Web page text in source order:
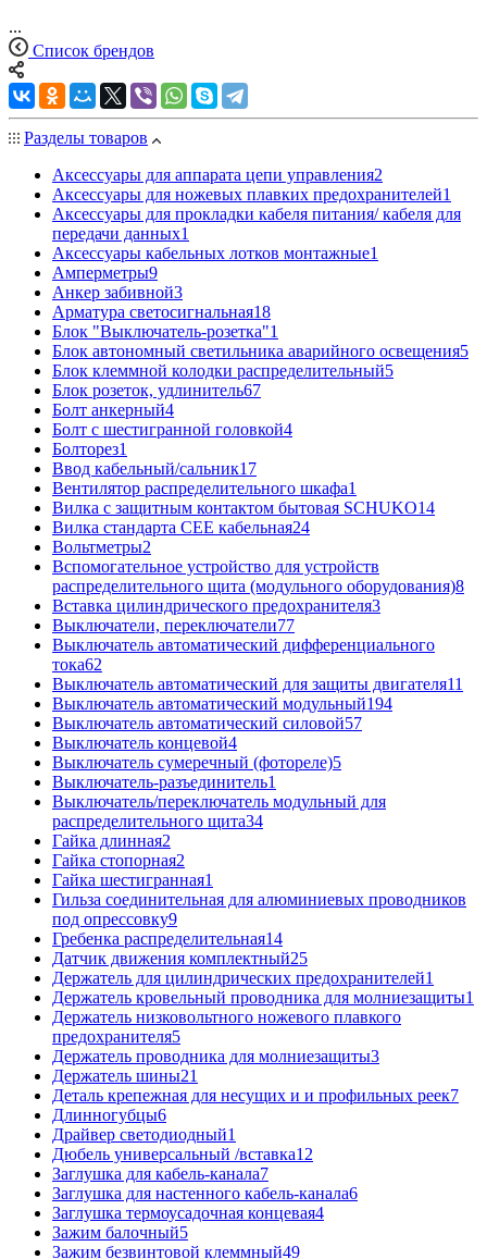
...
Список брендов
Разделы товаров
Аксессуары для аппарата цепи управления2
Аксессуары для ножевых плавких предохранителей1
Аксессуары для прокладки кабеля питания/ кабеля для
передачи данных1
Аксессуары кабельных лотков монтажные1
Амперметры9
Анкер забивной3
Арматура светосигнальная18
Блок "Выключатель-розетка"1
Блок автономный светильника аварийного освещения5
Блок клеммной колодки распределительный5
Блок розеток, удлинитель67
Болт анкерный4
Болт с шестигранной головкой4
Болторез1
Ввод кабельный/сальник17
Вентилятор распределительного шкафа1
Вилка с защитным контактом бытовая SCHUKO14
Вилка стандарта CEE кабельная24
Вольтметры2
Вспомогательное устройство для устройств
распределительного щита (модульного оборудования)8
Вставка цилиндрического предохранителя3
Выключатели, переключатели77
Выключатель автоматический дифференциального
тока62
Выключатель автоматический для защиты двигателя11
Выключатель автоматический модульный194
Выключатель автоматический силовой57
Выключатель концевой4
Выключатель сумеречный (фотореле)5
Выключатель-разъединитель1
Выключатель/переключатель модульный для
распределительного щита34
Гайка длинная2
Гайка стопорная2
Гайка шестигранная1
Гильза соединительная для алюминиевых проводников
под опрессовку9
Гребенка распределительная14
Датчик движения комплектный25
Держатель для цилиндрических предохранителей1
Держатель кровельный проводника для молниезащиты1
Держатель низковольтного ножевого плавкого
предохранителя5
Держатель проводника для молниезащиты3
Держатель шины21
Деталь крепежная для несущих и и профильных реек7
Длинногубцы6
Драйвер светодиодный1
Дюбель универсальный /вставка12
Заглушка для кабель-канала7
Заглушка для настенного кабель-канала6
Заглушка термоусадочная концевая4
Зажим балочный5
Зажим безвинтовой клеммный49